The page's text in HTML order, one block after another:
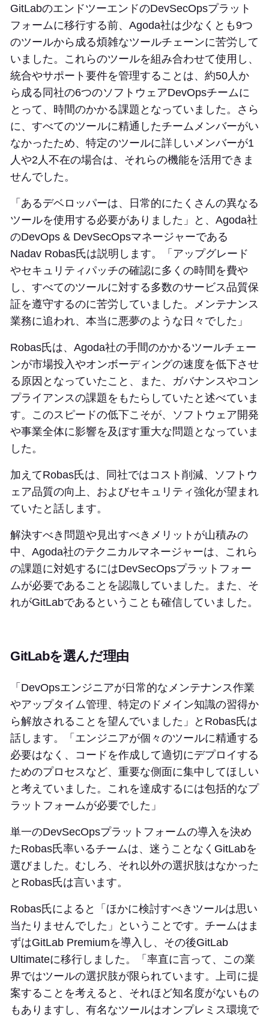
GitLabのエンドツーエンドのDevSecOpsプラット
フォームに移行する前、Agoda社は少なくとも9つ
のツールから成る煩雑なツールチェーンに苦労して
いました。これらのツールを組み合わせて使用し、
統合やサポート要件を管理することは、約50人か
ら成る同社の6つのソフトウェアDevOpsチームに
とって、時間のかかる課題となっていました。さら
に、すべてのツールに精通したチームメンバーがい
なかったため、特定のツールに詳しいメンバーが1
人や2人不在の場合は、それらの機能を活用できま
せんでした。
「あるデベロッパーは、日常的にたくさんの異なる
ツールを使用する必要がありました」と、Agoda社
のDevOps & DevSecOpsマネージャーである
Nadav Robas氏は説明します。「アップグレード
やセキュリティパッチの確認に多くの時間を費や
し、すべてのツールに対する多数のサービス品質保
証を遵守するのに苦労していました。メンテナンス
業務に追われ、本当に悪夢のような日々でした」
Robas氏は、Agoda社の手間のかかるツールチェー
ンが市場投入やオンボーディングの速度を低下させ
る原因となっていたこと、また、ガバナンスやコン
プライアンスの課題をもたらしていたと述べていま
す。このスピードの低下こそが、ソフトウェア開発
や事業全体に影響を及ぼす重大な問題となっていま
した。
加えてRobas氏は、同社ではコスト削減、ソフトウ
ェア品質の向上、およびセキュリティ強化が望まれ
ていたと話します。
解決すべき問題や見出すべきメリットが山積みの
中、Agoda社のテクニカルマネージャーは、これら
の課題に対処するにはDevSecOpsプラットフォー
ムが必要であることを認識していました。また、そ
れがGitLabであるということも確信していました。
GitLabを選んだ理由
「DevOpsエンジニアが日常的なメンテナンス作業
やアップタイム管理、特定のドメイン知識の習得か
ら解放されることを望んでいました」とRobas氏は
話します。「エンジニアが個々のツールに精通する
必要はなく、コードを作成して適切にデプロイする
ためのプロセスなど、重要な側面に集中してほしい
と考えていました。これを達成するには包括的なプ
ラットフォームが必要でした」
単一のDevSecOpsプラットフォームの導入を決め
たRobas氏率いるチームは、迷うことなくGitLabを
選びました。むしろ、それ以外の選択肢はなかった
とRobas氏は言います。
Robas氏によると「ほかに検討すべきツールは思い
当たりませんでした」ということです。チームはま
ずはGitLab Premiumを導入し、その後GitLab
Ultimateに移行しました。「率直に言って、この業
界ではツールの選択肢が限られています。上司に提
案することを考えると、それほど知名度がないもの
もありますし、有名なツールはオンプレミス環境で